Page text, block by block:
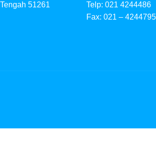
51261
Telp: 021 4244486
Fax: 021 – 4244795